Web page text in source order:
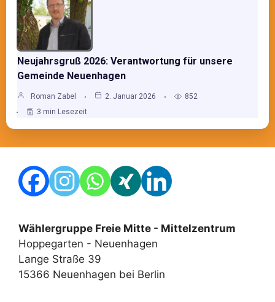
Neujahrsgruß 2026: Verantwortung für unsere
Gemeinde Neuenhagen
Roman Zabel 2. Januar 2026
852
3 min Lesezeit
Wählergruppe Freie Mitte - Mittelzentrum
Hoppegarten - Neuenhagen
Lange Straße 39
15366 Neuenhagen bei Berlin